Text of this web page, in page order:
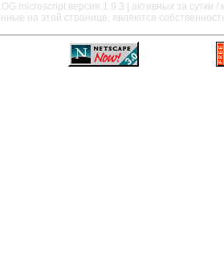
версия 1.9.3 | активных за сутки /
на этой странице, являются
————————————————